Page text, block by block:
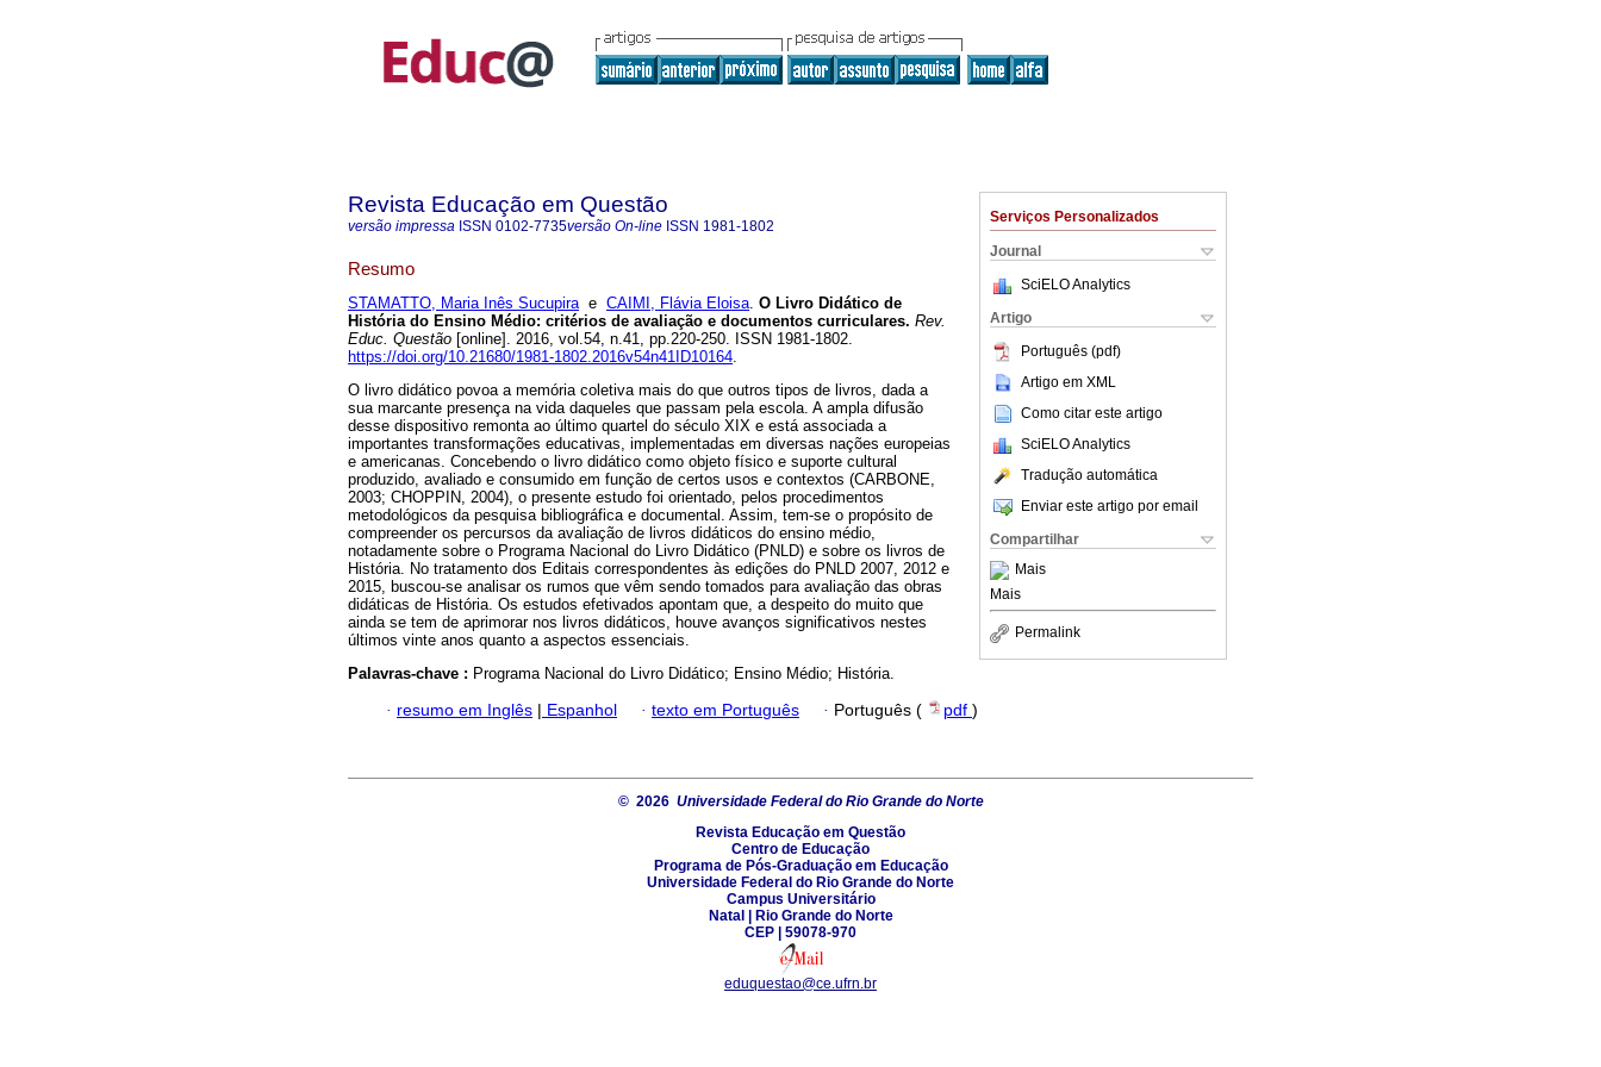
Serviços Personalizados
Journal
SciELO Analytics
Artigo
Português (pdf)
Artigo em XML
Como citar este artigo
SciELO Analytics
Tradução automática
Enviar este artigo por email
Compartilhar
Mais
Mais
Permalink
Revista Educação em Questão
versão impressa ISSN 0102-7735versão On-line ISSN 1981-1802
Resumo
STAMATTO, Maria Inês Sucupirae CAIMI, Flávia Eloisa. O Livro Didático de
História do Ensino Médio: critérios de avaliação e documentos curriculares. Rev.
Educ. Questão [online]. 2016, vol.54, n.41, pp.220-250. ISSN 1981-1802.
https://doi.org/10.21680/1981-1802.2016v54n41ID10164.
O livro didático povoa a memória coletiva mais do que outros tipos de livros, dada a
sua marcante presença na vida daqueles que passam pela escola. A ampla difusão
desse dispositivo remonta ao último quartel do século XIX e está associada a
importantes transformações educativas, implementadas em diversas nações europeias
e americanas. Concebendo o livro didático como objeto físico e suporte cultural
produzido, avaliado e consumido em função de certos usos e contextos (CARBONE,
2003; CHOPPIN, 2004), o presente estudo foi orientado, pelos procedimentos
metodológicos da pesquisa bibliográfica e documental. Assim, tem-se o propósito de
compreender os percursos da avaliação de livros didáticos do ensino médio,
notadamente sobre o Programa Nacional do Livro Didático (PNLD) e sobre os livros de
História. No tratamento dos Editais correspondentes às edições do PNLD 2007, 2012 e
2015, buscou-se analisar os rumos que vêm sendo tomados para avaliação das obras
didáticas de História. Os estudos efetivados apontam que, a despeito do muito que
ainda se tem de aprimorar nos livros didáticos, houve avanços significativos nestes
últimos vinte anos quanto a aspectos essenciais.
Palavras-chave : Programa Nacional do Livro Didático; Ensino Médio; História.
· resumo em Inglês | Espanhol · texto em Português · Português ( pdf )
© 2026 Universidade Federal do Rio Grande do Norte
Revista Educação em Questão
Centro de Educação
Programa de Pós-Graduação em Educação
Universidade Federal do Rio Grande do Norte
Campus Universitário
Natal | Rio Grande do Norte
CEP | 59078-970
eduquestao@ce.ufrn.br